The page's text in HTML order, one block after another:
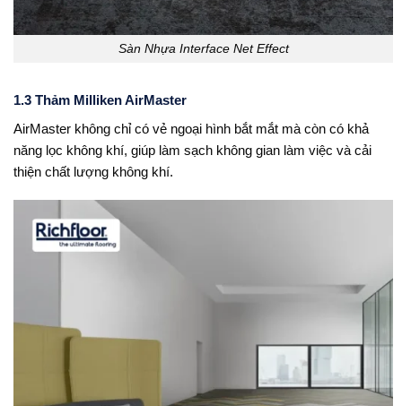
Sàn Nhựa Interface Net Effect
1.3 Thảm Milliken AirMaster
AirMaster không chỉ có vẻ ngoại hình bắt mắt mà còn có khả
năng lọc không khí, giúp làm sạch không gian làm việc và cải
thiện chất lượng không khí.